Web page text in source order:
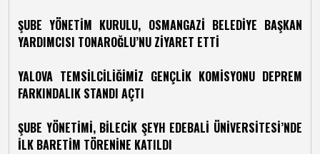
ŞUBE YÖNETİM KURULU, OSMANGAZİ BELEDİYE BAŞKAN
YARDIMCISI TONAROĞLU’NU ZİYARET ETTİ
YALOVA TEMSİLCİLİĞİMİZ GENÇLİK KOMİSYONU DEPREM
FARKINDALIK STANDI AÇTI
ŞUBE YÖNETİMİ, BİLECİK ŞEYH EDEBALİ ÜNİVERSİTESİ’NDE
İLK BARETİM TÖRENİNE KATILDI